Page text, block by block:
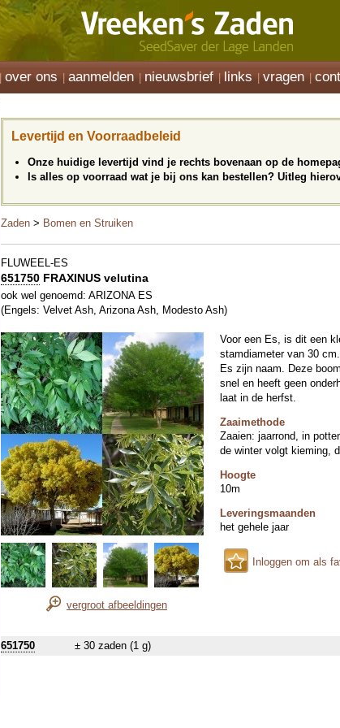
over ons aanmelden nieuwsbrief links vragen
Levertijd en Voorraadbeleid
Onze huidige levertijd vind je rechts bovenaan op de
Is alles op voorraad wat je bij ons kan bestellen? Uitleg
Zaden > Bomen en Struiken
FLUWEEL-ES
651750 FRAXINUS velutina
ook wel genoemd: ARIZONA ES
(Engels: Velvet Ash, Arizona Ash, Modesto Ash)
vergroot afbeeldingen
Voor een Es, is dit een
stamdiameter van 30
Es zijn naam. Deze
snel en heeft geen
laat in de herfst.
Zaaimethode
Zaaien: jaarrond, in
de winter volgt kieming,
Hoogte
10m
Leveringsmaanden
het gehele jaar
Inloggen om als
651750 ± 30 zaden (1 g)